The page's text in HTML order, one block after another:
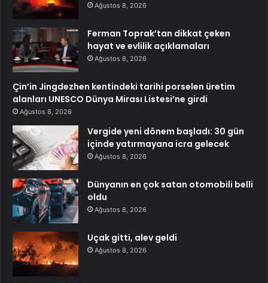
Ağustos 8, 2026
Ferman Toprak’tan dikkat çeken
hayat ve evlilik açıklamaları
Ağustos 8, 2026
Çin’in Jingdezhen kentindeki tarihi porselen üretim
alanları UNESCO Dünya Mirası Listesi’ne girdi
Ağustos 8, 2026
Vergide yeni dönem başladı: 30 gün
içinde yatırmayana icra gelecek
Ağustos 8, 2026
Dünyanın en çok satan otomobili belli
oldu
Ağustos 8, 2026
Uçak gitti, alev geldi
Ağustos 8, 2026